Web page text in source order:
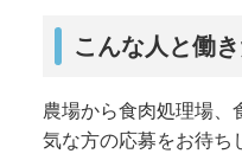
こんな人と働き
農場から食肉処理場、
気な方の応募をお待ち